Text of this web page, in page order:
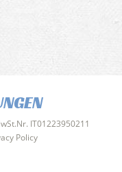
IT01223950211
Policy